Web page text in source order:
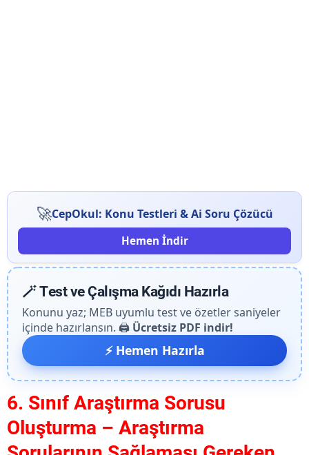
🚀CepOkul: Konu Testleri & Ai Soru Çözücü
Hemen İndir
🪄 Test ve Çalışma Kağıdı Hazırla
Konunu yaz; MEB uyumlu test ve özetler saniyeler
içinde hazırlansın. 🖨️ Ücretsiz PDF indir!
⚡ Hemen Hazırla
6. Sınıf Araştırma Sorusu
Oluşturma – Araştırma